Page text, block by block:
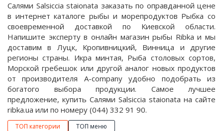
Салями Salsiccia staionata заказать по оправданной цене
в интернет каталоге рыбы и морепродуктов Рыбка со
своевременной доставкой по Киевской области.
Напишите эксперту в онлайн магазин рыбы Ribka и мы
доставим в Луцк, Кропивницкий, Винница и другие
регионы страны. Икра минтая, Рыба столовых сортов,
Морской гребешок или другой аналог новых продуктов
от производителя A-company удобно подобрать из
богатого выбора продукции. Самое лучшее
предложение, купить Салями Salsiccia staionata на сайте
ribka.ua или по номеру (044) 332 91 90.
ТОП категории ТОП меню